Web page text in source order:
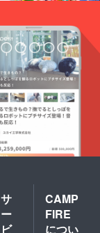
サ
ー
ビ
CAMP
FIRE
につい